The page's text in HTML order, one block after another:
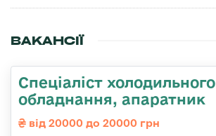
ВАКАНСІЇ
Спеціаліст холодильного
обладнання, апаратник
від 20000 до 20000 грн